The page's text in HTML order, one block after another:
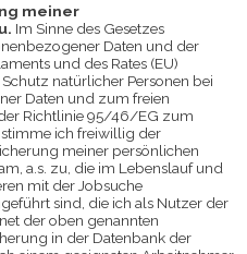
meiner
Im Sinne des Gesetzes
Daten und der
und des Rates (EU)
natürlicher Personen bei
Daten und zum freien
Richtlinie 95/46/EG zum
ich freiwillig der
meiner persönlichen
a.s. zu, die im Lebenslauf und
mit der Jobsuche
sind, die ich als Nutzer der
der oben genannten
in der Datenbank der